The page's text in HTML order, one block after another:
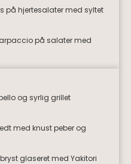
på hjertesalater med syltet
på salater med
og syrlig grillet
med knust peber og
glaseret med Yakitori